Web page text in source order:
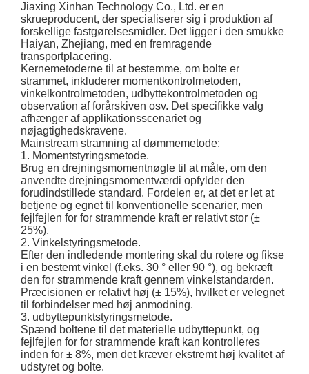
Jiaxing Xinhan Technology Co., Ltd. er en
skrueproducent, der specialiserer sig i produktion af
forskellige fastgørelsesmidler. Det ligger i den smukke
Haiyan, Zhejiang, med en fremragende
transportplacering.
Kernemetoderne til at bestemme, om bolte er
strammet, inkluderer momentkontrolmetoden,
vinkelkontrolmetoden, udbyttekontrolmetoden og
observation af forårskiven osv. Det specifikke valg
afhænger af applikationsscenariet og
nøjagtighedskravene.
Mainstream stramning af dømmemetode:
1. Momentstyringsmetode.
Brug en drejningsmomentnøgle til at måle, om den
anvendte drejningsmomentværdi opfylder den
forudindstillede standard. Fordelen er, at det er let at
betjene og egnet til konventionelle scenarier, men
fejlfejlen for for strammende kraft er relativt stor (±
25%).
2. Vinkelstyringsmetode.
Efter den indledende montering skal du rotere og fikse
i en bestemt vinkel (f.eks. 30 ° eller 90 °), og bekræft
den for strammende kraft gennem vinkelstandarden.
Præcisionen er relativt høj (± 15%), hvilket er velegnet
til forbindelser med høj anmodning.
3. udbyttepunktstyringsmetode.
Spænd boltene til det materielle udbyttepunkt, og
fejlfejlen for for strammende kraft kan kontrolleres
inden for ± 8%, men det kræver ekstremt høj kvalitet af
udstyret og bolte.